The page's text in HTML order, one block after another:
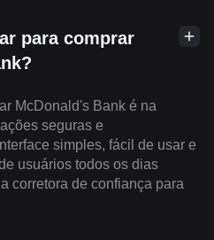
para comprar
McDonald's Bank é na
seguras e
simples, fácil de usar e
usuários todos os dias
corretora de confiança para